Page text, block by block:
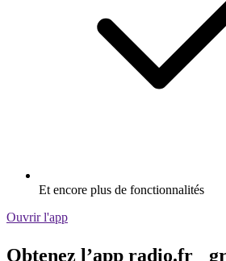
Et encore plus de fonctionnalités
Ouvrir l'app
Obtenez l’app radio.fr